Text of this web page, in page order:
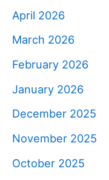
April 2026
March 2026
February 2026
January 2026
December 2025
November 2025
October 2025